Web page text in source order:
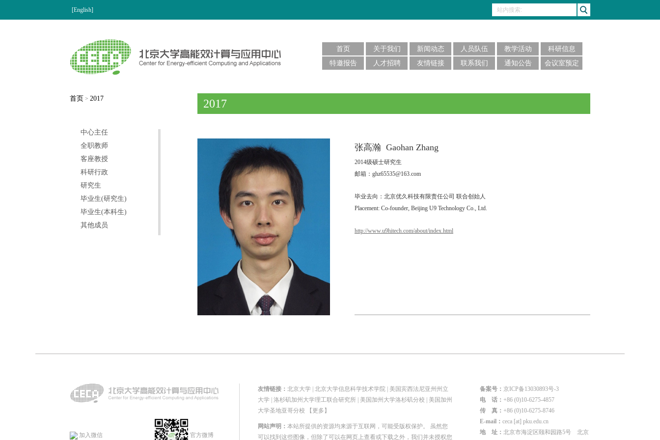
[English]
首页 关于我们 新闻动态 人员队伍 教学活动
科研信息
特邀报告
人才招聘 友情链接 联系我们 通知公告 会议室预定
首页 > 2017
中心主任
全职教师
客座教授
科研行政
研究生
毕业生(研究生)
毕业生(本科生)
其他成员
2017
张高瀚 Gaohan Zhang
2014级硕士研究生
邮箱：ghz65535@163.com
毕业去向：北京优久科技有限责任公司 联合创始人
Placement: Co-founder, Beijing U9 Technology Co., Ltd.
http://www.u9hitech.com/about/index.html
加入微信 官方微博
友情链接： 北京大学 北京大学信息科学技术学院
美国宾西法尼亚州州立
大学 洛杉矶加州大学理工联合研究所 美国加州大学洛杉矶分校
美国加州
大学圣地亚哥分校
【更多】
网站声明： 本站所提供的资源均来源于互联网，可能受版权保护。 虽然您
可以找到这些图像，但除了可以在网页上查看或下载之外，我们并未授权您
备案号： 京ICP备13030893号-3
电 话： +86 (0)10-6275-4857
传 真： +86 (0)10-6275-8746
E-mail： ceca [at] pku.edu.cn
地 址： 北京市海淀区颐和园路5号 北京